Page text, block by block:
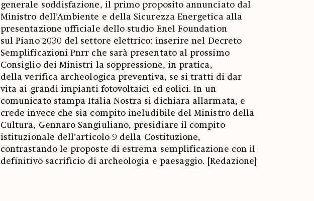
generale soddisfazione, il primo proposito annunciato dal
Ministro dell’Ambiente e della Sicurezza Energetica alla
presentazione ufficiale dello studio Enel Foundation
sul Piano 2030 del settore elettrico: inserire nel Decreto
Semplificazioni Pnrr che sarà presentato al prossimo
Consiglio dei Ministri la soppressione, in pratica,
della verifica archeologica preventiva, se si tratti di dar
vita ai grandi impianti fotovoltaici ed eolici. In un
comunicato stampa Italia Nostra si dichiara allarmata, e
crede invece che sia compito ineludibile del Ministro della
Cultura, Gennaro Sangiuliano, presidiare il compito
istituzionale dell’articolo 9 della Costituzione,
contrastando le proposte di estrema semplificazione con il
definitivo sacrificio di archeologia e paesaggio. [Redazione]